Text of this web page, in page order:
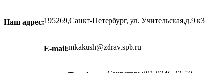
Наш адрес:195269,Санкт-Петербург, ул. Учительская,д.9 к3
E-mail:mkakush@zdrav.spb.ru